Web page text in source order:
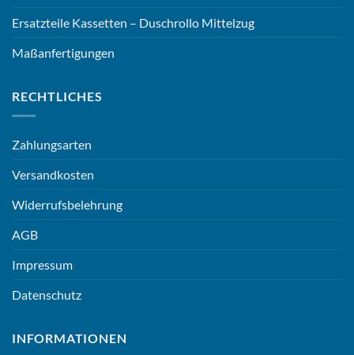
Ersatzteile Kassetten – Duschrollo Mittelzug
Maßanfertigungen
RECHTLICHES
Zahlungsarten
Versandkosten
Widerrufsbelehrung
AGB
Impressum
Datenschutz
INFORMATIONEN